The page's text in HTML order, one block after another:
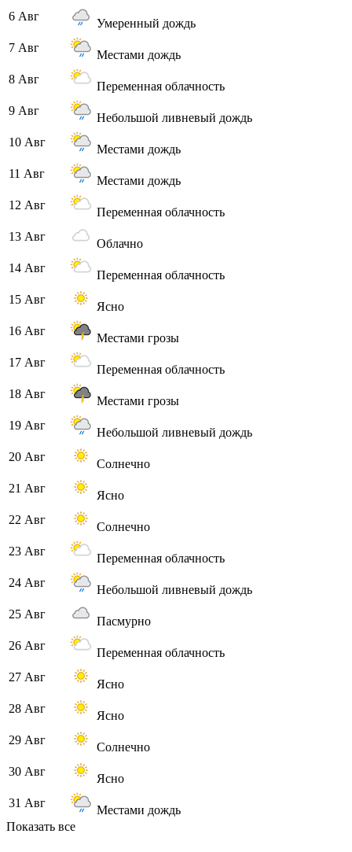
6 Авг
Умеренный дождь
7 Авг
Местами дождь
8 Авг
Переменная облачность
9 Авг
Небольшой ливневый дождь
10 Авг
Местами дождь
11 Авг
Местами дождь
12 Авг
Переменная облачность
13 Авг
Облачно
14 Авг
Переменная облачность
15 Авг
Ясно
16 Авг
Местами грозы
17 Авг
Переменная облачность
18 Авг
Местами грозы
19 Авг
Небольшой ливневый дождь
20 Авг
Солнечно
21 Авг
Ясно
22 Авг
Солнечно
23 Авг
Переменная облачность
24 Авг
Небольшой ливневый дождь
25 Авг
Пасмурно
26 Авг
Переменная облачность
27 Авг
Ясно
28 Авг
Ясно
29 Авг
Солнечно
30 Авг
Ясно
31 Авг
Местами дождь
Показать все